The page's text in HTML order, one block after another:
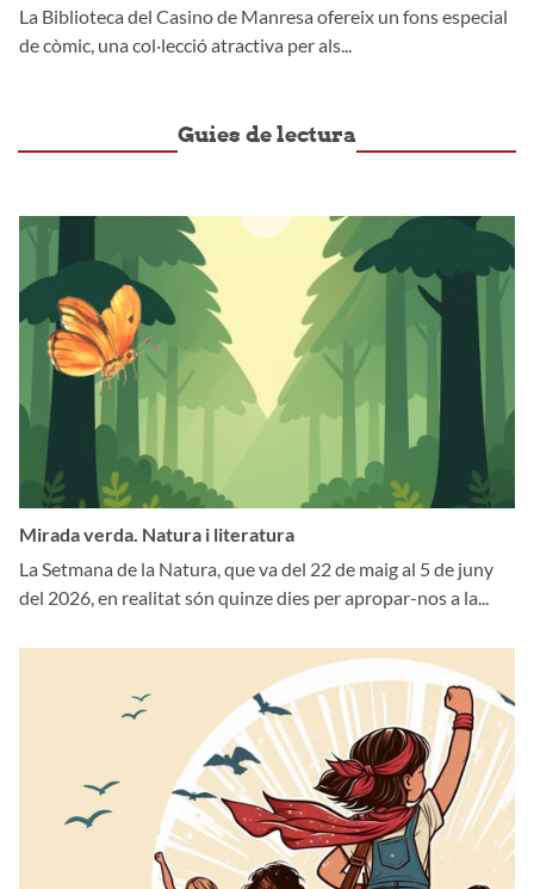
La Biblioteca del Casino de Manresa ofereix un fons especial
de còmic, una col·lecció atractiva per als...
Guies de lectura
Mirada verda. Natura i literatura
La Setmana de la Natura, que va del 22 de maig al 5 de juny
del 2026, en realitat són quinze dies per apropar-nos a la...